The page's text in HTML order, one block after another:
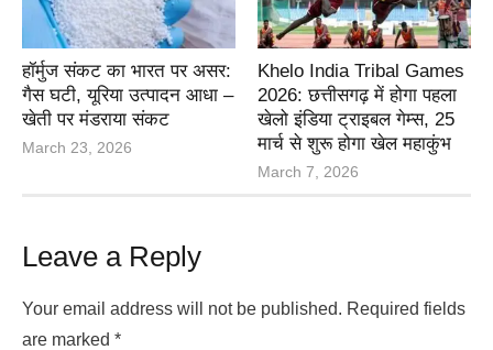
हॉर्मुज संकट का भारत पर असर:
गैस घटी, यूरिया उत्पादन आधा –
खेती पर मंडराया संकट
March 23, 2026
Khelo India Tribal Games
2026: छत्तीसगढ़ में होगा पहला
खेलो इंडिया ट्राइबल गेम्स, 25
मार्च से शुरू होगा खेल महाकुंभ
March 7, 2026
Leave a Reply
Your email address will not be published. Required fields
are marked *